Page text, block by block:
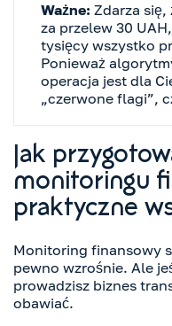
Ważne: Zdarza
za przelew 30
tysięcy wszystko
Ponieważ
operacja jest dla
„czerwone flagi”,
Jak
monitoringu
praktyczne
Monitoring finansowy
pewno wzrośnie. Ale
prowadzisz biznes
obawiać.